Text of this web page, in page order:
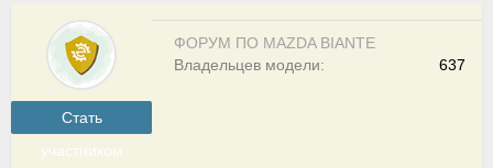
Cтать
участником
ФОРУМ ПО MAZDA BIANTE
637
Владельцев модели: